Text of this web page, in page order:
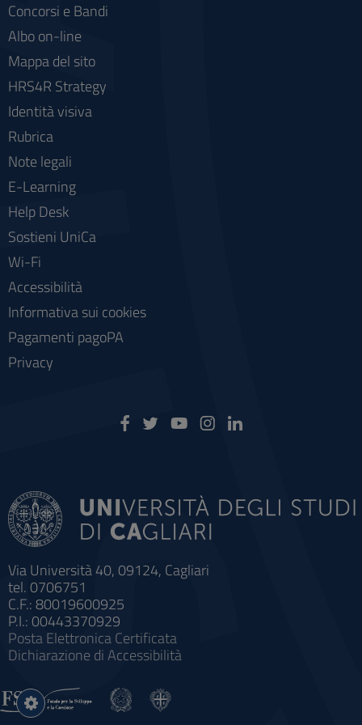
Via Università 40, 09124, Cagliari
tel. 0706751
C.F.: 80019600925
P.I.: 00443370929
Posta Elettronica Certificata
Dichiarazione di Accessibilità
Concorsi e Bandi
Albo on-line
Mappa del sito
HRS4R Strategy
Identità visiva
Rubrica
Note legali
E-Learning
Help Desk
Sostieni UniCa
Wi-Fi
Accessibilità
Informativa sui cookies
Pagamenti pagoPA
Privacy
Impostazioni
cookie